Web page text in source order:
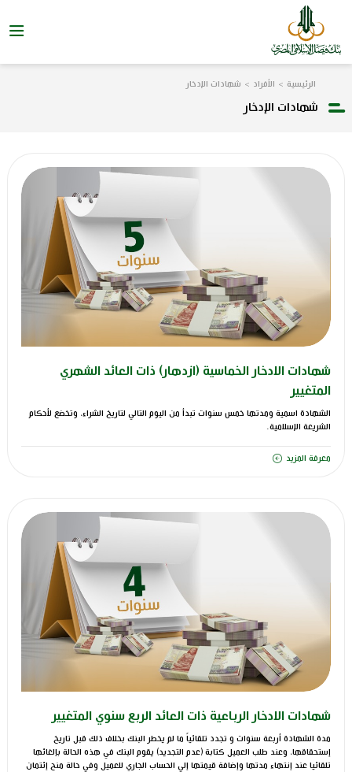
الرئيسية الأفراد شهادات الإدخار
شهادات الإدخار
شهادات الادخار الخماسية (ازدهار) ذات العائد الشهري
المتغيير
الشهادة اسمية ومدتها خمس سنوات تبدأ من اليوم التالي لتاريخ الشراء، وتخضع لأحكام
الشريعة الإسلامية.
معرفة المزيد
شهادات الادخار الرباعية ذات العائد الربع سنوي المتغيير
مدة الشهادة أربعة سنوات و تجدد تلقائياً ما لم يخطر البنك بخلاف ذلك قبل تاريخ
إستحقاقها، وعند طلب العميل كتابة (عدم التجديد) يقوم البنك في هذه الحالة بإلغائها
تلقائيا عند إنتهاء مدتها وإضافة قيمتها إلي الحساب الجاري للعميل وفي حالة منح إئتمان